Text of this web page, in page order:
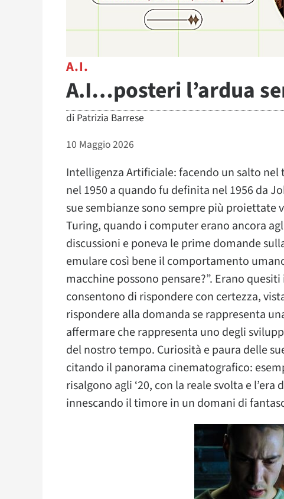
A.I.
A.I…posteri l’ardua
di Patrizia Barrese
10 Maggio 2026
Intelligenza Artificiale: facendo un salto
nel 1950 a quando fu definita nel 1956 da
sue sembianze sono sempre più proiettate
Turing, quando i computer erano ancora
discussioni e poneva le prime domande
emulare così bene il comportamento
macchine possono pensare?”. Erano
consentono di rispondere con certezza,
rispondere alla domanda se rappresenta
affermare che rappresenta uno degli
del nostro tempo. Curiosità e paura delle
citando il panorama cinematografico:
risalgono agli ‘20, con la reale svolta e l’era
innescando il timore in un domani di